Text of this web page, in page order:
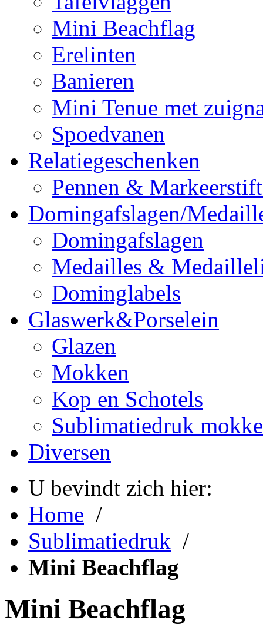
Mini Beachflag
Erelinten
Banieren
Mini Tenue met
Spoedvanen
Relatiegeschenken
Pennen &
Domingafslagen/
Domingafslagen
Medailles &
Dominglabels
Glaswerk&Porselein
Glazen
Mokken
Kop en Schotels
Sublimatiedruk
Diversen
U bevindt zich hier:
Home /
Sublimatiedruk /
Mini Beachflag
Mini Beachflag